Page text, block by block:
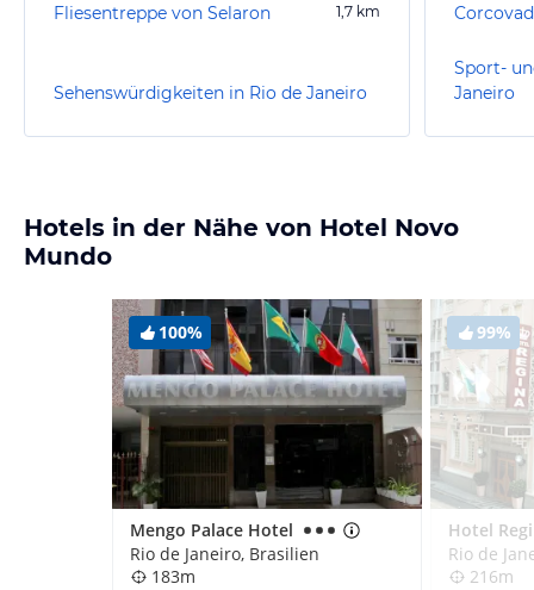
Fliesentreppe von Selaron 1,7 km
Sehenswürdigkeiten in Rio de Janeiro
Sport-
Janeiro
Hotels in der Nähe von Hotel Novo
Mundo
100%
Mengo Palace Hotel
Rio de Janeiro, Brasilien
183m
99%
Hotel
Rio de
216m